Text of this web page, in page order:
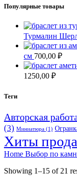
Популярные товары
Турмалин
см 700,00 ₽
1250,00 ₽
Теги
Авторская
(3) Миниатюра (1)
Хиты
Home Выбор по
Showing 1–15 of 21